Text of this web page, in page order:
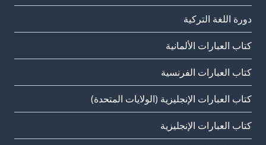
دورة اللغة التركية
كتاب العبارات الألمانية
كتاب العبارات الفرنسية
كتاب العبارات الإنجليزية (الولايات المتحدة)
كتاب العبارات الإنجليزية